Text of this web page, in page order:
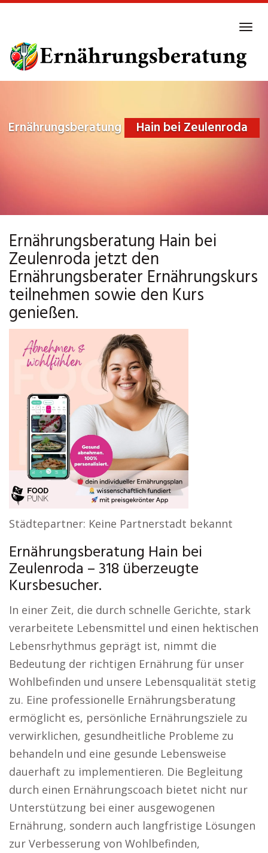
main
content
Ernährungsberatung Hain bei Zeulenroda
Ernährungsberatung Hain bei
Zeulenroda jetzt den
Ernährungsberater Ernährungskurs
teilnehmen sowie den Kurs
genießen.
Städtepartner: Keine Partnerstadt bekannt
Ernährungsberatung Hain bei
Zeulenroda – 318 überzeugte
Kursbesucher.
In einer Zeit, die durch schnelle Gerichte, stark
verarbeitete Lebensmittel und einen hektischen
Lebensrhythmus geprägt ist, nimmt die
Bedeutung der richtigen Ernährung für unser
Wohlbefinden und unsere Lebensqualität stetig
zu. Eine professionelle Ernährungsberatung
ermöglicht es, persönliche Ernährungsziele zu
verwirklichen, gesundheitliche Probleme zu
behandeln und eine gesunde Lebensweise
dauerhaft zu implementieren. Die Begleitung
durch einen Ernährungscoach bietet nicht nur
Unterstützung bei einer ausgewogenen
Ernährung, sondern auch langfristige Lösungen
zur Verbesserung von Wohlbefinden,